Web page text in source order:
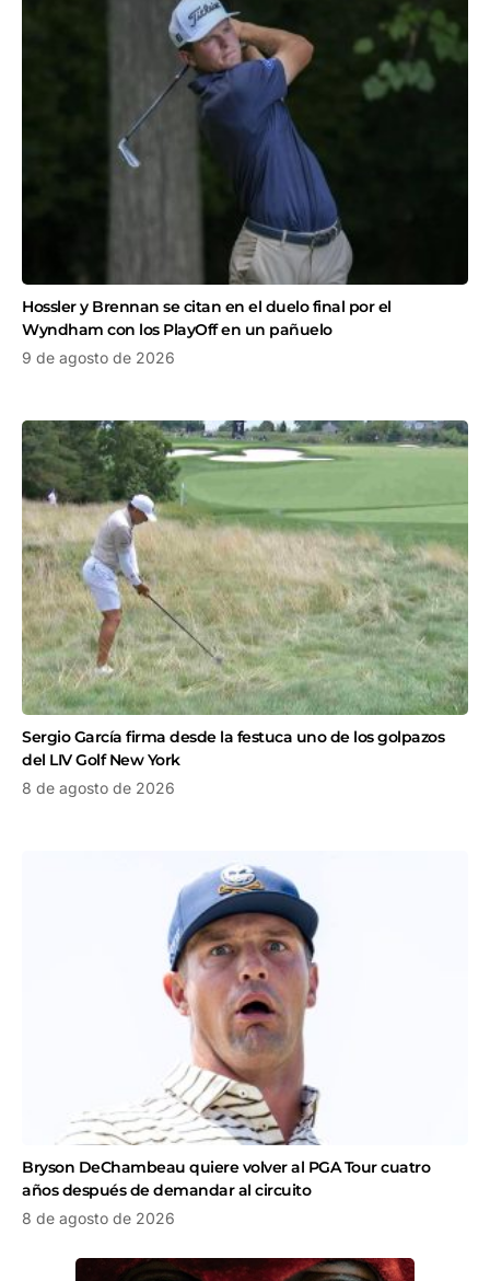
Hossler y Brennan se citan en el duelo final por el
Wyndham con los PlayOff en un pañuelo
9 de agosto de 2026
Sergio García firma desde la festuca uno de los golpazos
del LIV Golf New York
8 de agosto de 2026
Bryson DeChambeau quiere volver al PGA Tour cuatro
años después de demandar al circuito
8 de agosto de 2026